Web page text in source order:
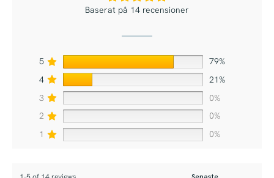
Baserat på 14 recensioner
5
79%
4
21%
3
0%
2
0%
1
0%